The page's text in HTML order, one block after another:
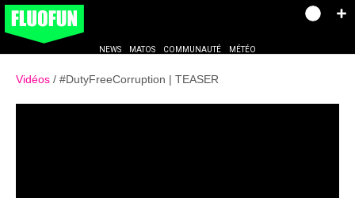
NEWS MATOS COMMUNAUTÉ MÉTÉO
Vidéos #DutyFreeCorruption | TEASER